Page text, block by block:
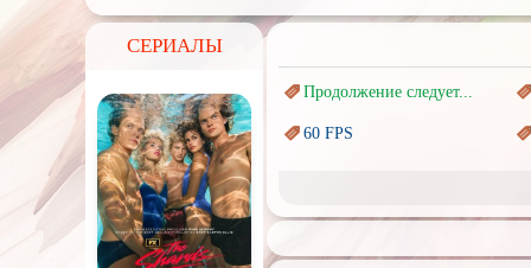
СЕРИАЛЫ
Продолжение следует...
60 FPS
Авангард иСюрреализм
Врачи